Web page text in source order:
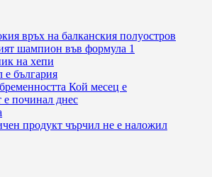
връх на балканския полуостров
шампион във формула 1
на хепи
е българия
Кой месец е
починал днес
продукт чърчил не е наложил